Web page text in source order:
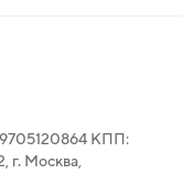
КПП:
г. Москва,